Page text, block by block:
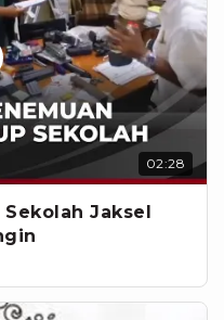
02:28
Jaksel